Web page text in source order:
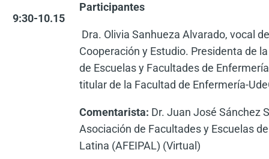
9:30-10.15
Participantes
Dra. Olivia Sanhueza Alvarado, vocal
Cooperación y Estudio. Presidenta de
de Escuelas y Facultades de
titular de la Facultad de Enfermería-
Comentarista: Dr. Juan José Sánchez
Asociación de Facultades y Escuelas
Latina (AFEIPAL) (Virtual)